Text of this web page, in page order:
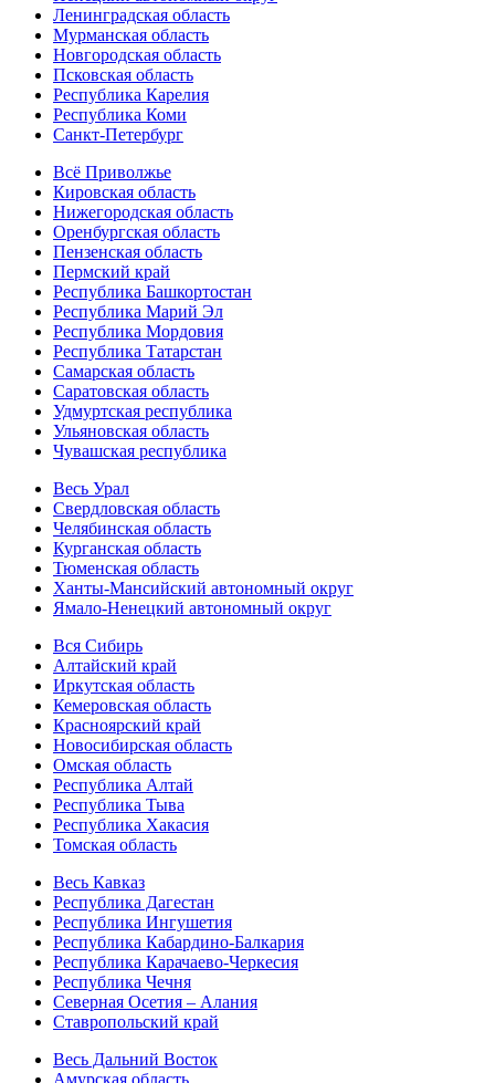
Ленинградская область
Мурманская область
Новгородская область
Псковская область
Республика Карелия
Республика Коми
Санкт-Петербург
Всё Приволжье
Кировская область
Нижегородская область
Оренбургская область
Пензенская область
Пермский край
Республика Башкортостан
Республика Марий Эл
Республика Мордовия
Республика Татарстан
Самарская область
Саратовская область
Удмуртская республика
Ульяновская область
Чувашская республика
Весь Урал
Свердловская область
Челябинская область
Курганская область
Тюменская область
Ханты-Мансийский автономный округ
Ямало-Ненецкий автономный округ
Вся Сибирь
Алтайский край
Иркутская область
Кемеровская область
Красноярский край
Новосибирская область
Омская область
Республика Алтай
Республика Тыва
Республика Хакасия
Томская область
Весь Кавказ
Республика Дагестан
Республика Ингушетия
Республика Кабардино-Балкария
Республика Карачаево-Черкесия
Республика Чечня
Северная Осетия – Алания
Ставропольский край
Весь Дальний Восток
Амурская область